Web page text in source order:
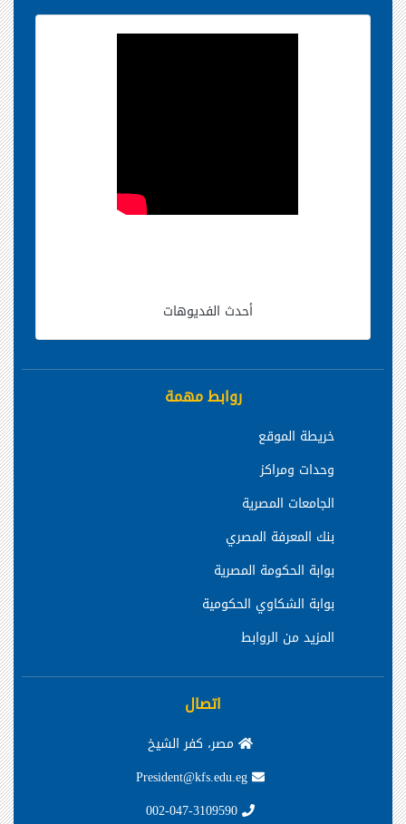
أحدث الفديوهات
روابط مهمة
خريطة الموقع
وحدات ومراكز
الجامعات المصرية
بنك المعرفة المصري
بوابة الحكومة المصرية
بوابة الشكاوي الحكومية
المزيد من الروابط
اتصال
مصر، كفر الشيخ